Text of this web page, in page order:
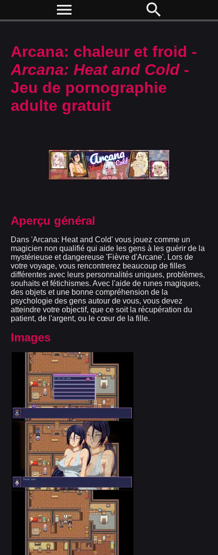
menu search
Arcana: chaleur et froid -
Arcana: Heat and Cold -
Jeu de pornographie
adulte gratuit
Aperçu général
Dans 'Arcana: Heat and Cold' vous jouez comme un
magicien non qualifié qui aide les gens à les guérir de la
mystérieuse et dangereuse 'Fièvre d'Arcane'. Lors de
votre voyage, vous rencontrerez beaucoup de filles
différentes avec leurs personnalités uniques, problèmes,
souhaits et fétichismes. Avec l'aide de runes magiques,
des objets et une bonne compréhension de la
psychologie des gens autour de vous, vous devez
atteindre votre objectif, que ce soit la récupération du
patient, de l'argent, ou le cœur de la fille.
Images